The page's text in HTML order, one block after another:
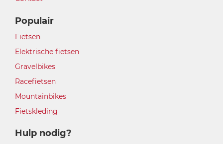
Populair
Fietsen
Elektrische fietsen
Gravelbikes
Racefietsen
Mountainbikes
Fietskleding
Hulp nodig?